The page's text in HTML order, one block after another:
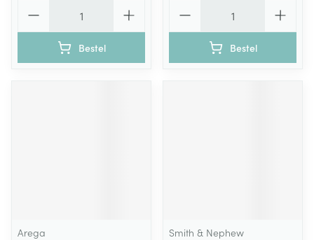
Bestel Bestel
Arega
Smith & Nephew